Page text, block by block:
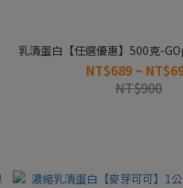
乳清蛋白【任選優惠】500克-
NT$689 ~
NT$900